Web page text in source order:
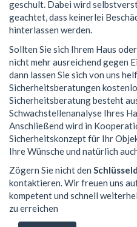
geschult. Dabei wird
geachtet, dass keinerlei
hinterlassen werden.
Sollten Sie sich Ihrem Haus
nicht mehr ausreichend gegen
dann lassen Sie sich von uns
Sicherheitsberatungen
Sicherheitsberatung besteht
Schwachstellenanalyse Ihres
Anschließend wird in
Sicherheitskonzept für Ihr
Ihre Wünsche und natürlich
Zögern Sie nicht den
kontaktieren. Wir freuen uns
kompetent und schnell
zu erreichen